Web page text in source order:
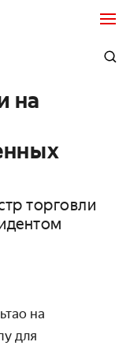
на
торговли
на
для